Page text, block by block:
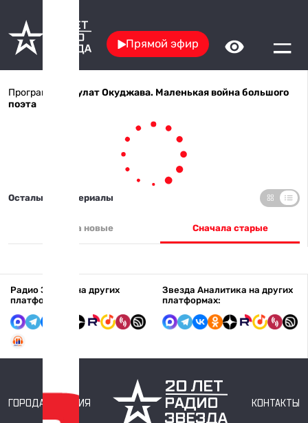
Прямой эфир
Программы
/ Булат Окуджава. Маленькая война большого
поэта
Остальные материалы
Сначала новые Сначала старые
Радио Звезда на других
платформах:
Звезда Аналитика на других
платформах:
ГОРОДА ВЕЩАНИЯ КОНТАКТЫ